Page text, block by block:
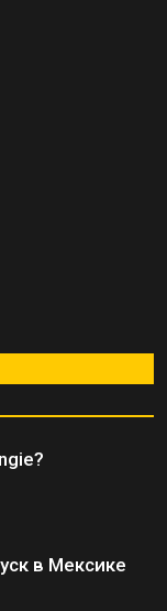
в Мексике